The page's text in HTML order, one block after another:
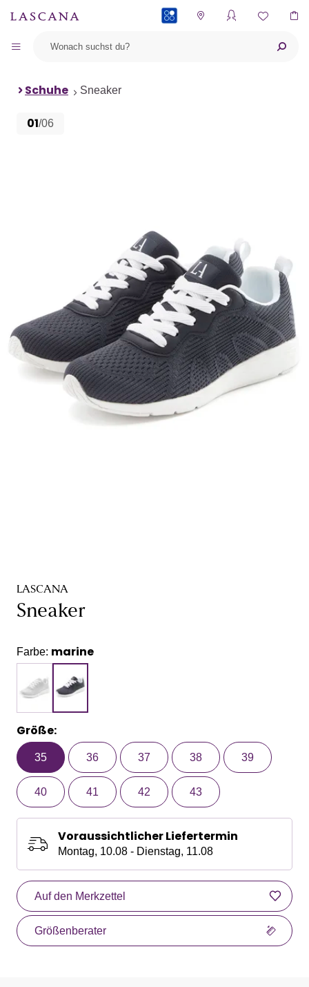
Schuhe Sneaker
01/06
LASCANA
Sneaker
Farbe: marine
Größe:
35 36 37 38 39
40 41 42 43
Voraussichtlicher Liefertermin
Montag, 10.08 - Dienstag, 11.08
Auf den Merkzettel
Größenberater